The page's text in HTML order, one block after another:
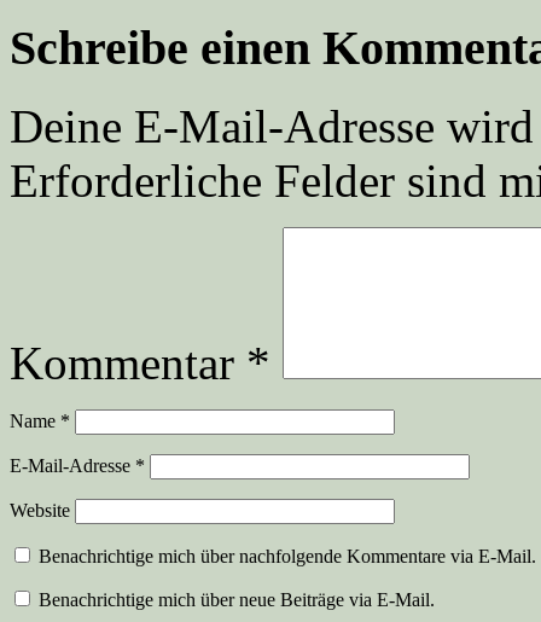
Schreibe einen
Deine E-Mail-Adresse
Erforderliche Felder sind
Kommentar *
Name *
E-Mail-Adresse *
Website
Benachrichtige mich über nachfolgende Kommentare via E-Mail.
Benachrichtige mich über neue Beiträge via E-Mail.